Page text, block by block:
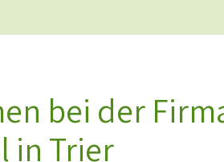
bei der
in Trier